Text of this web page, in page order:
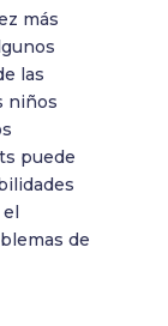
más
las
niños
puede
de